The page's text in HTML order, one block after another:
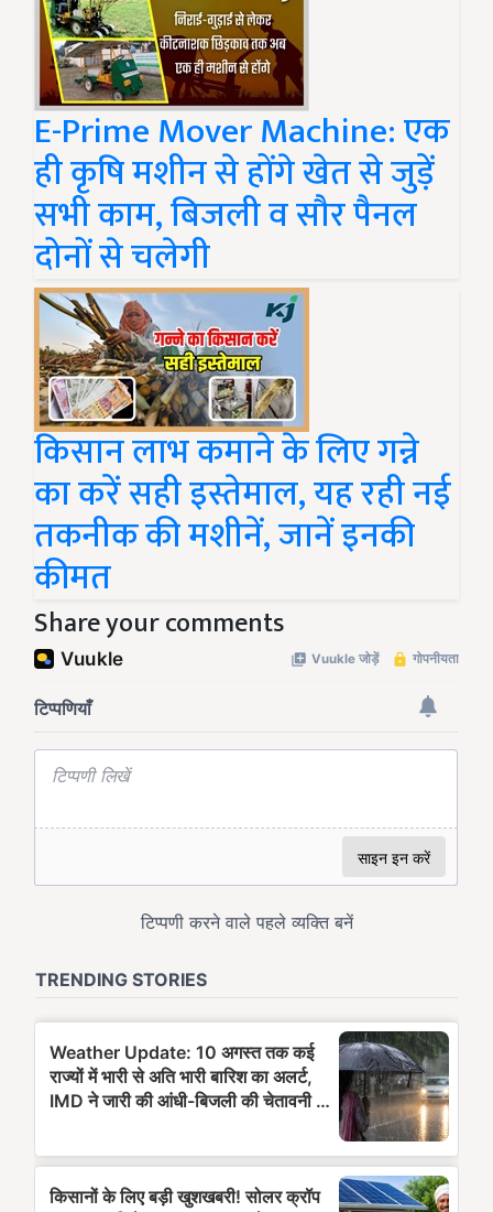
E-Prime Mover Machine: एक
ही कृषि मशीन से होंगे खेत से जुड़ें
सभी काम, बिजली व सौर पैनल
दोनों से चलेगी
किसान लाभ कमाने के लिए गन्ने
का करें सही इस्तेमाल, यह रही नई
तकनीक की मशीनें, जानें इनकी
कीमत
Share your comments